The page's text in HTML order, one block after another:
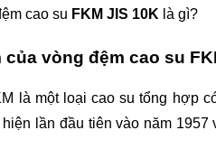
cao su FKM JIS 10K là gì?
của vòng đệm cao su
là một loại cao su tổng hợp
lần đầu tiên vào năm